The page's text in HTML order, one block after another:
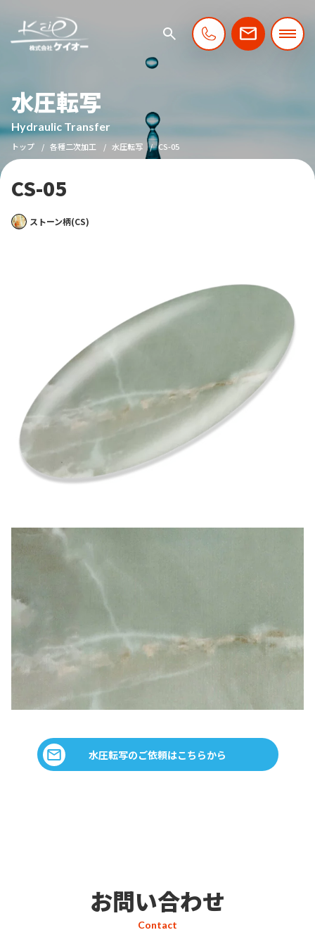
水圧転写
Hydraulic Transfer
トップ 各種二次加工 水圧転写 CS-05
CS-05
ストーン柄(CS)
水圧転写のご依頼はこちらから
お問い合わせ
Contact